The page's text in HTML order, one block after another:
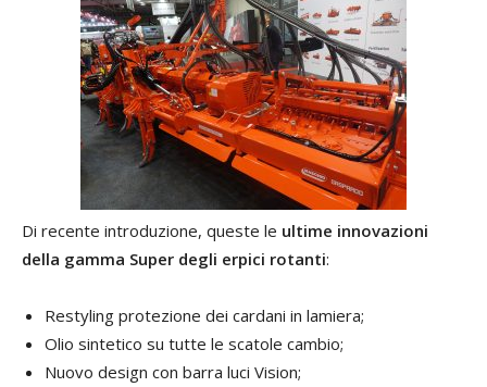
Di recente introduzione, queste le ultime innovazioni
della gamma Super degli erpici rotanti:
Restyling protezione dei cardani in lamiera;
Olio sintetico su tutte le scatole cambio;
Nuovo design con barra luci Vision;